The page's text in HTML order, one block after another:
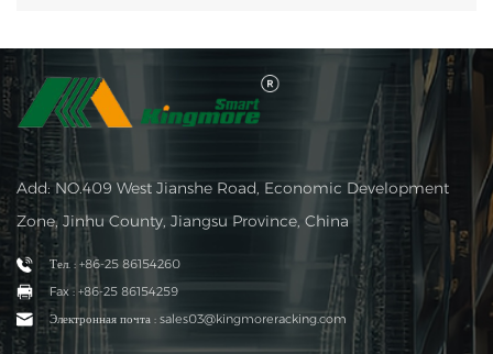
Add: NO.409 West Jianshe Road, Economic Development
Zone, Jinhu County, Jiangsu Province, China
Тел. : +86-25 86154260
Fax : +86-25 86154259
Электронная почта : sales03@kingmoreracking.com